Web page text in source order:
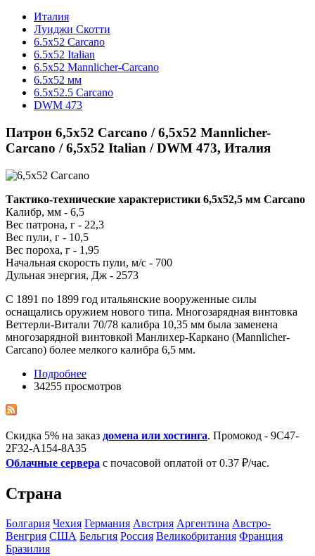
Италия
Луиджи Скотти
6.5x52 Cаrсаnо
6.5x52 Italian
6.5x52 Mannlicher-Carcano
6.5x52 мм
6.5x52.5 Carcano
DWM 473
Патрон 6,5x52 Cаrсаnо / 6,5x52 Mannlicher-
Carcano / 6,5x52 Italian / DWM 473, Италия
Тактико-технические характеристики 6,5x52,5 мм Carcano
Калибр, мм - 6,5
Вес патрона, г - 22,3
Вес пули, г - 10,5
Вес пороха, г - 1,95
Начальная скорость пули, м/с - 700
Дульная энергия, Дж - 2573
С 1891 по 1899 год итальянские вооруженные силы
оснащались оружием нового типа. Многозарядная винтовка
Веттерли-Витали 70/78 калибра 10,35 мм была заменена
многозарядной винтовкой Манлихер-Каркано (Mannlicher-
Carcano) более мелкого калибра 6,5 мм.
Подробнее
34255 просмотров
Скидка 5% на заказ домена или хостинга. Промокод - 9C47-
2F32-A154-8A35
Облачные сервера с почасовой оплатой от 0.37 ₽/час.
Страна
Болгария Чехия Германия Австрия Аргентина Австро-
Венгрия США Бельгия Росcия Великобритания Франция
Бразилия